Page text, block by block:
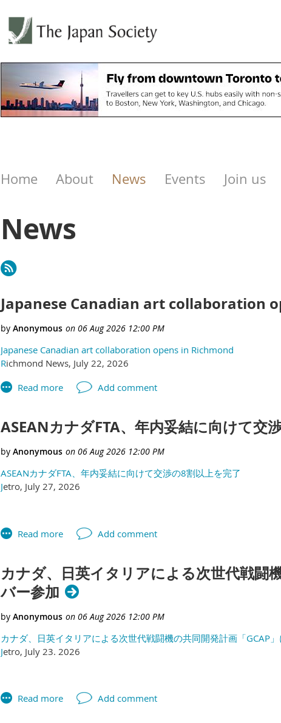
Home About News Events Join us
News
Japanese Canadian art collaboration
Japanese Canadian art collaboration opens in Richmond
Richmond News, July 22, 2026
ASEANカナダFTA、年内妥結に向けて交
ASEANカナダFTA、年内妥結に向けて交渉の8割以上を完了
Jetro, July 27, 2026
カナダ、日英イタリアによる次世代戦闘
バー参加
カナダ、日英イタリアによる次世代戦闘機の共同開発計画「GCAP
Jetro, July 23. 2026